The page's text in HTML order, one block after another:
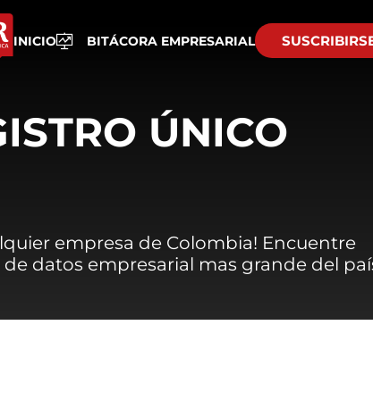
INICIO BITÁCORA EMPRESARIAL
ÚNICO
empresa de Colombia! Encuentre
datos empresarial mas grande del